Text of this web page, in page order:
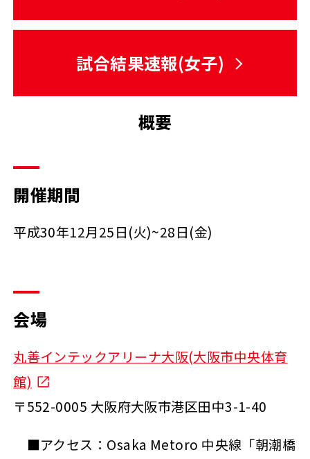
試合結果速報(女子)
概要
開催期間
平成30年12月25日(火)~28日(金)
会場
丸善インテックアリーナ大阪(大阪市中央体育
館)
〒552-0005 大阪府大阪市港区田中3-1-40
■アクセス：Osaka Metoro 中央線「朝潮橋